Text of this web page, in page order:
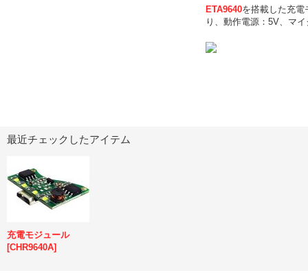
ETA9640を搭載した充
り、動作電源：5V、マ
最近チェックしたアイテム
充電モジュール
[CHR9640A]